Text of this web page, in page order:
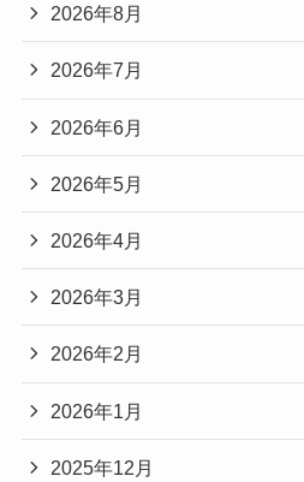
2026年8月
2026年7月
2026年6月
2026年5月
2026年4月
2026年3月
2026年2月
2026年1月
2025年12月